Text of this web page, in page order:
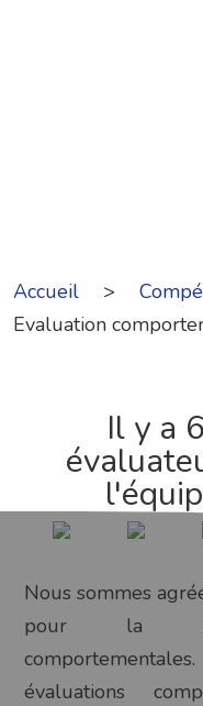
Accueil >
Evaluation
Il y a
Nous sommes
pour la
évaluations